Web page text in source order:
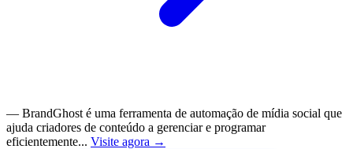
— BrandGhost é uma ferramenta de automação de mídia social que
ajuda criadores de conteúdo a gerenciar e programar
eficientemente... Visite agora →